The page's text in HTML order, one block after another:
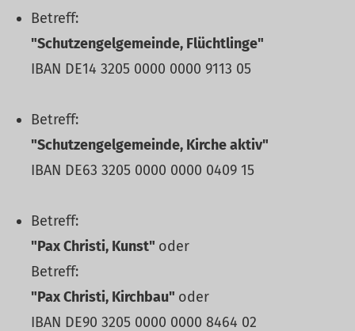
Betreff:
"Schutzengelgemeinde, Flüchtlinge"
IBAN DE14 3205 0000 0000 9113 05
Betreff:
"Schutzengelgemeinde, Kirche aktiv"
IBAN DE63 3205 0000 0000 0409 15
Betreff:
"Pax Christi, Kunst" oder
Betreff:
"Pax Christi, Kirchbau" oder
IBAN DE90 3205 0000 0000 8464 02